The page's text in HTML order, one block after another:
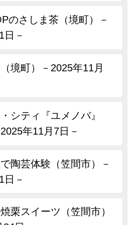
のさしま茶（境町）－
日－
境町）－2025年11月
シティ『ユメノバ』
年11月7日－
陶芸体験（笠間市）－
日－
栗スイーツ（笠間市）